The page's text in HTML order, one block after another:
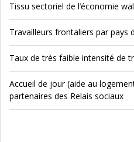
Tissu sectoriel de l’économie
Travailleurs frontaliers par pays
Taux de très faible intensité de
Accueil de jour (aide au
partenaires des Relais sociaux